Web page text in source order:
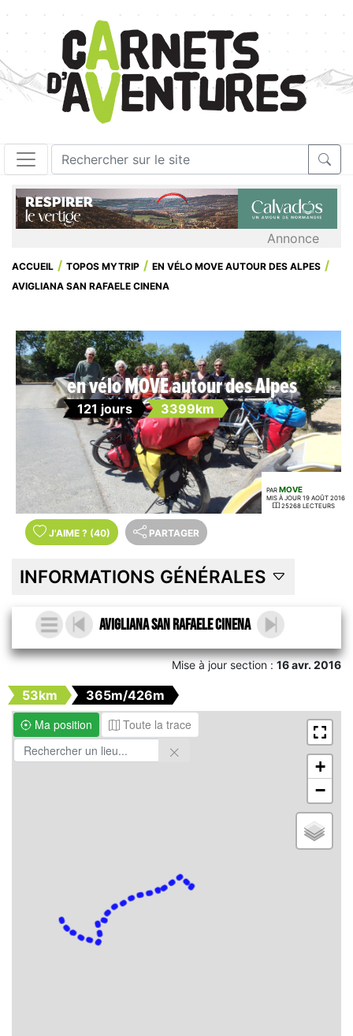
Annonce
ACCUEIL TOPOS MYTRIP
EN VÉLO MOVE AUTOUR DES ALPES
AVIGLIANA SAN RAFAELE CINENA
en vélo MOVE autour des Alpes
121 jours 3399km
PAR MOVE
MIS À JOUR 19 AOÛT 2016
25268 LECTEURS
J'AIME ? (40) PARTAGER
INFORMATIONS GÉNÉRALES
Avigliana San Rafaele Cinena
Mise à jour section :16 avr. 2016
53km
365m/426m
Ma position
Toute la trace
+
−